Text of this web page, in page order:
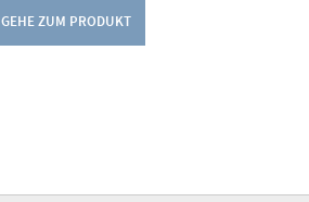
GEHE ZUM PRODUKT